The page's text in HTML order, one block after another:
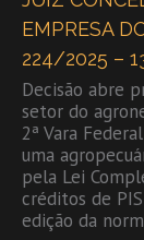
EMPRESA
224/2025 –
Decisão abre
setor do
2ª Vara
uma
pela Lei
créditos de
edição da